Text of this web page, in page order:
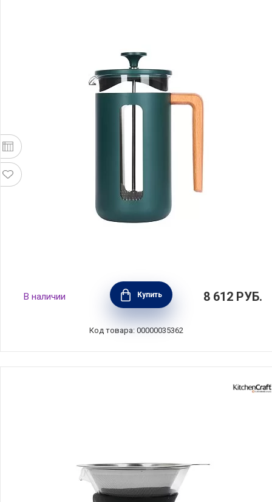
Кофейник френч-пресс La Cafetiere 1 л,
зеленый, сталь+стекло, Kitchen Craft,
Великобритания, LCPISA8CPGRNW
В наличии Купить 8 612 РУБ.
Код товара: 00000035362